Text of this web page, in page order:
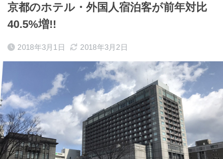
京都のホテル・外国人宿泊客が前年対比
40.5%増!!
2018年3月1日 2018年3月2日